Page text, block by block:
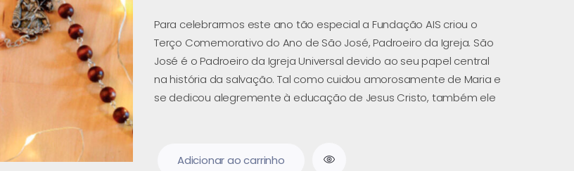
Para celebrarmos este ano tão especial a Fundação AIS criou o
Terço Comemorativo do Ano de São José, Padroeiro da Igreja. São
José é o Padroeiro da Igreja Universal devido ao seu papel central
na história da salvação. Tal como cuidou amorosamente de Maria e
se dedicou alegremente à educação de Jesus Cristo, também ele
Adicionar ao carrinho